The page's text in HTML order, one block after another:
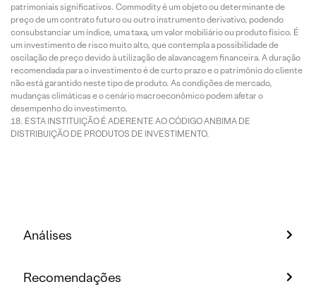
patrimoniais significativos. Commodity é um objeto ou determinante de
preço de um contrato futuro ou outro instrumento derivativo, podendo
consubstanciar um índice, uma taxa, um valor mobiliário ou produto físico. É
um investimento de risco muito alto, que contempla a possibilidade de
oscilação de preço devido à utilização de alavancagem financeira. A duração
recomendada para o investimento é de curto prazo e o patrimônio do cliente
não está garantido neste tipo de produto. As condições de mercado,
mudanças climáticas e o cenário macroeconômico podem afetar o
desempenho do investimento.
ESTA INSTITUIÇÃO É ADERENTE AO CÓDIGO ANBIMA DE
DISTRIBUIÇÃO DE PRODUTOS DE INVESTIMENTO.
Análises
Recomendações